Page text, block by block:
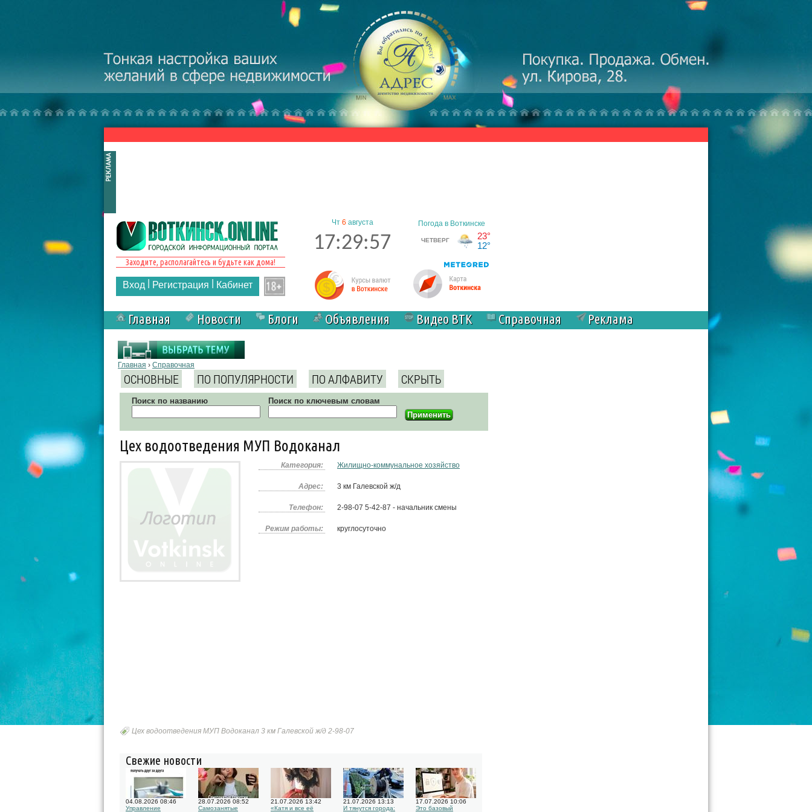
Заходите, располагайтесь и будьте как дома!
Вход Регистрация Кабинет
Чт 6 августа
17:29:57
Главная Новости Блоги Объявления Видео ВТК Справочная Реклама
Вы здесь
Главная › Справочная
ОСНОВНЫЕ ПО ПОПУЛЯРНОСТИ ПО АЛФАВИТУ СКРЫТЬ
Поиск по названию Поиск по ключевым словам
Цех водоотведения МУП Водоканал
Категория: Жилищно-коммунальное хозяйство
Адрес: 3 км Галевской ж/д
Телефон: 2-98-07 5-42-87 - начальник смены
Режим работы: круглосуточно
Цех водоотведения МУП Водоканал 3 км Галевской ж/д 2-98-07
Свежие новости
04.08.2026 08:46
Управление
28.07.2026 08:52
Самозанятые
21.07.2026 13:42
«Катя и все её
21.07.2026 13:13
И тянутся города:
17.07.2026 10:06
Это базовый